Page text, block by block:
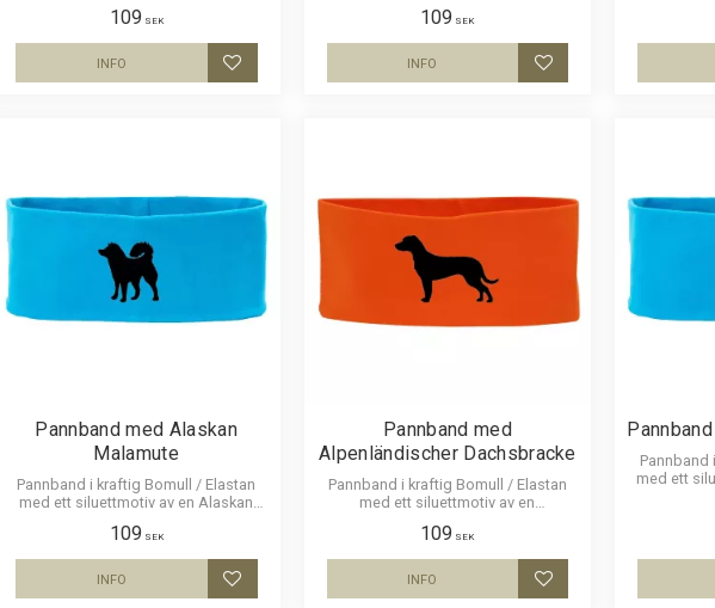
109 SEK
Lägg till i favoriter
INFO
109 SEK
Lägg till i favoriter
INFO
Pannband med Alaskan
Malamute
Pannband i kraftig Bomull / Elastan
med ett siluettmotiv av en Alaskan
109 SEK
Lägg till i favoriter
INFO
Pannband med
Alpenländischer Dachsbracke
Pannband i kraftig Bomull / Elastan
med ett siluettmotiv av en
109 SEK
Lägg till i favoriter
INFO
Pannband
med ett